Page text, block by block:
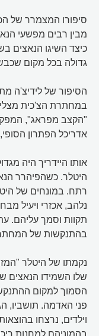
סיפורו המצמרר של
מבין רבים מפשעי
כיצד השיגו הנאצים
גדולה בכל מקום
במחתרת הצ'כית
"הקצב מפראג",
אדריכל הפתרון הסופי,
אותו היידריך היה
היטלר. כשהפיהרר
רתח. במונחים של
נלהב, אכזרי ויעיל
תקוות וסמך עליהם.
בהתנקשות של
נקמתו של היטלר
שלו השמידו הנאצים
הסמוך למקום
פני האדמה. תושביו,
וילדים, נרצחו
בהמוניהם למחנות